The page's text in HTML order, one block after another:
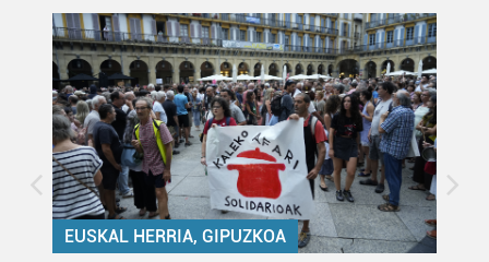
EUSKAL HERRIA, GIPUZKOA